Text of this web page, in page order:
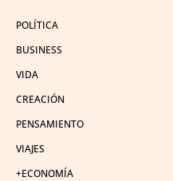
POLÍTICA
BUSINESS
VIDA
CREACIÓN
PENSAMIENTO
VIAJES
+ECONOMÍA